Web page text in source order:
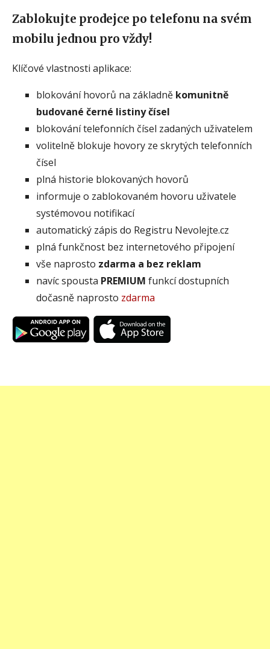
Zablokujte prodejce po telefonu na svém
mobilu jednou pro vždy!
Klíčové vlastnosti aplikace:
blokování hovorů na základně komunitně
budované černé listiny čísel
blokování telefonních čísel zadaných uživatelem
volitelně blokuje hovory ze skrytých telefonních
čísel
plná historie blokovaných hovorů
informuje o zablokovaném hovoru uživatele
systémovou notifikací
automatický zápis do Registru Nevolejte.cz
plná funkčnost bez internetového připojení
vše naprosto zdarma a bez reklam
navíc spousta PREMIUM funkcí dostupních
dočasně naprosto zdarma